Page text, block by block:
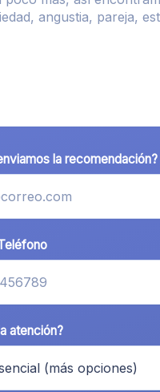
la recomendación?
atención?